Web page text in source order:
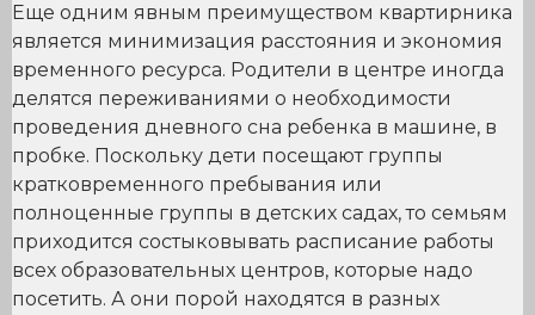
Еще одним явным преимуществом квартирника
является минимизация расстояния и экономия
временного ресурса. Родители в центре иногда
делятся переживаниями о необходимости
проведения дневного сна ребенка в машине, в
пробке. Поскольку дети посещают группы
кратковременного пребывания или
полноценные группы в детских садах, то семьям
приходится состыковывать расписание работы
всех образовательных центров, которые надо
посетить. А они порой находятся в разных